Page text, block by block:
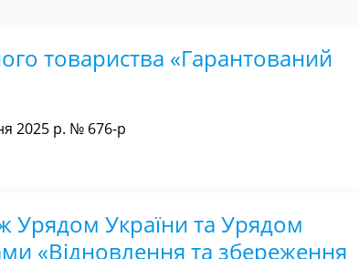
товариства «Гарантований
2025 р. № 676-р
Урядом України та Урядом
«Відновлення та збереження